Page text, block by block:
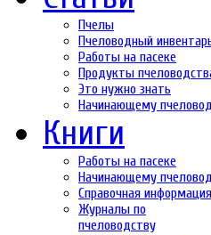
Пчелы
Пчеловодный
Работы на пасеке
Продукты
Это нужно знать
Начинающему
Книги
Работы на пасеке
Начинающему
Справочная информация
Журналы по
пчеловодству